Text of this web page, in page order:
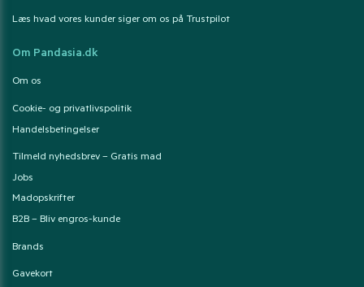
Læs hvad vores kunder siger om os på Trustpilot
Om Pandasia.dk
Om os
Cookie- og privatlivspolitik
Handelsbetingelser
Tilmeld nyhedsbrev – Gratis mad
Jobs
Madopskrifter
B2B – Bliv engros-kunde
Brands
Gavekort